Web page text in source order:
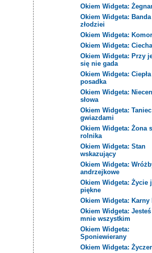
Okiem Widgeta:
Okiem Widgeta: Banda
złodziei
Okiem Widgeta:
Okiem Widgeta:
Okiem Widgeta: Przy
się nie gada
Okiem Widgeta: Ciepła
posadka
Okiem Widgeta:
słowa
Okiem Widgeta:
gwiazdami
Okiem Widgeta: Żona
rolnika
Okiem Widgeta: Stan
wskazujący
Okiem Widgeta:
andrzejkowe
Okiem Widgeta: Życie
piękne
Okiem Widgeta: Karny
Okiem Widgeta:
mnie wszystkim
Okiem Widgeta:
Sponiewierany
Okiem Widgeta: